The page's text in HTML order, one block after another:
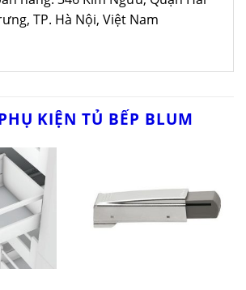
TP. Hà Nội, Việt Nam
KIỆN TỦ BẾP BLUM